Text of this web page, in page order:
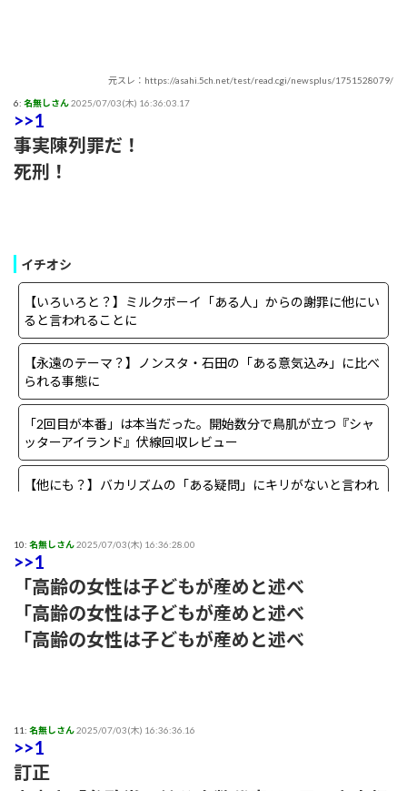
元スレ：https://asahi.5ch.net/test/read.cgi/newsplus/1751528079/
6: 名無しさん2025/07/03(木) 16:36:03.17
>>1
事実陳列罪だ！
死刑！
イチオシ
【いろいろと？】ミルクボーイ「ある人」からの謝罪に他にい
ると言われることに
【永遠のテーマ？】ノンスタ・石田の「ある意気込み」に比べ
られる事態に
「2回目が本番」は本当だった。開始数分で鳥肌が立つ『シャ
ッターアイランド』伏線回収レビュー
【他にも？】バカリズムの「ある疑問」にキリがないと言われ
【まさか？】勝俣州和さんの「ある理由」よりも驚きの事実が
判明することに
【生存確認】Juice=Juice段原瑠々さん、梁川奈々美さんとデー
ト
【画像】女子アナさん、うっかり街中でコートを前開きにして
射精欲を煽ってしまうwwwwww
10: 名無しさん2025/07/03(木) 16:36:28.00
>>1
「高齢の女性は子どもが産めと述べ
「高齢の女性は子どもが産めと述べ
「高齢の女性は子どもが産めと述べ
11: 名無しさん2025/07/03(木) 16:36:36.16
>>1
訂正